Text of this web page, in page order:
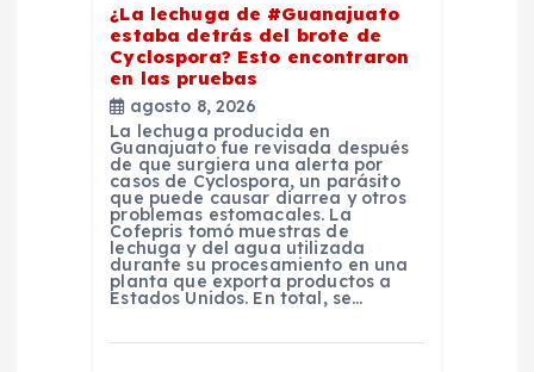
¿La lechuga de #Guanajuato
estaba detrás del brote de
Cyclospora? Esto encontraron
en las pruebas
agosto 8, 2026
La lechuga producida en
Guanajuato fue revisada después
de que surgiera una alerta por
casos de Cyclospora, un parásito
que puede causar diarrea y otros
problemas estomacales. La
Cofepris tomó muestras de
lechuga y del agua utilizada
durante su procesamiento en una
planta que exporta productos a
Estados Unidos. En total, se…